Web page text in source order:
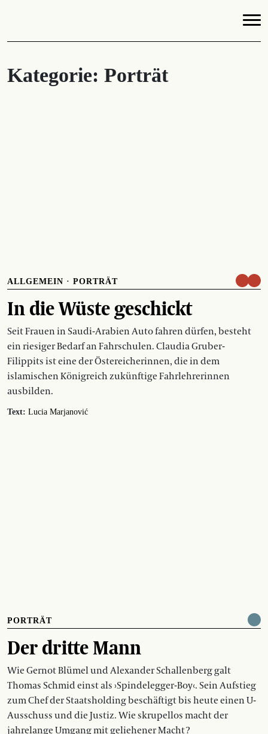
Kategorie: Porträt
ALLGEMEIN · PORTRÄT
In die Wüste geschickt
Seit Frauen in Saudi-Arabien Auto fahren dürfen, besteht
ein riesiger Bedarf an Fahrschulen. Claudia Gruber-
Filippits ist eine der Östereicherinnen, die in dem
islamischen Königreich zukünftige Fahrlehrerinnen
ausbilden.
Text: Lucia Marjanović
PORTRÄT
Der dritte Mann
Wie Gernot Blümel und Alexander Schallenberg galt
Thomas Schmid einst als ›Spindelegger-Boy‹. Sein Aufstieg
zum Chef der Staatsholding beschäftigt bis heute einen U-
Ausschuss und die Justiz. Wie skrupellos macht der
jahrelange Umgang mit geliehener Macht ?